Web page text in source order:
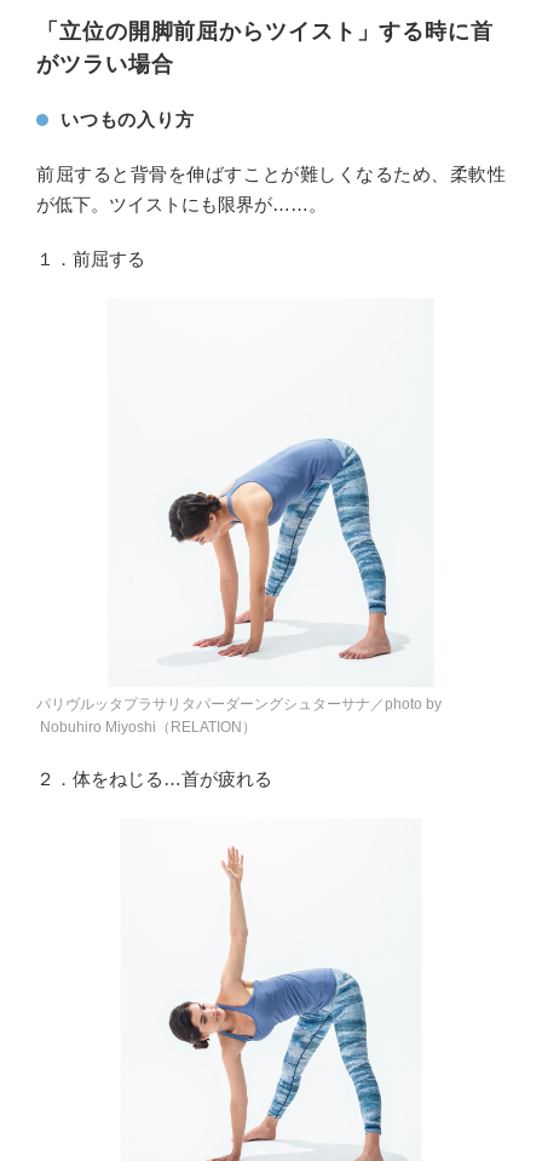
「立位の開脚前屈からツイスト」する時に首
がツラい場合
いつもの入り方
前屈すると背骨を伸ばすことが難しくなるため、柔軟性
が低下。ツイストにも限界が……。
１．前屈する
パリヴルッタプラサリタパーダーングシュターサナ／photo by
Nobuhiro Miyoshi（RELATION）
２．体をねじる…首が疲れる